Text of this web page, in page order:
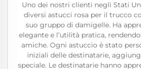
Uno dei nostri clienti negli Stati
diversi astucci rosa per il trucco
suo gruppo di damigelle. Ha
elegante e l’utilità pratica,
amiche. Ogni astuccio è stato
iniziali delle destinatarie,
speciale. Le destinatarie hanno